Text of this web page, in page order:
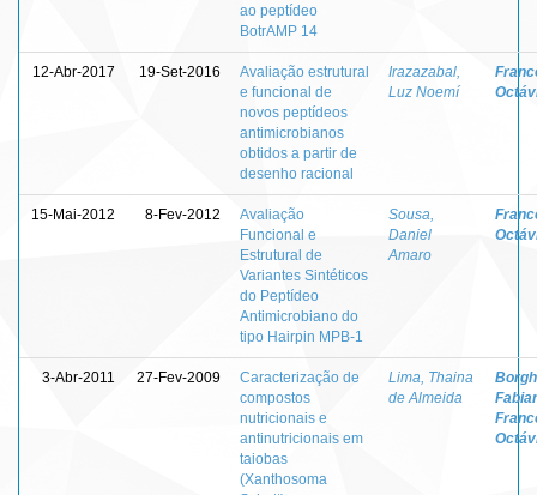
ao peptídeo
BotrAMP 14
12-Abr-2017 19-Set-2016
Avaliação estrutural
e funcional de
novos peptídeos
antimicrobianos
obtidos a partir de
desenho racional
Irazazabal,
Luz Noemí
15-Mai-2012 8-Fev-2012
Avaliação
Funcional e
Estrutural de
Variantes Sintéticos
do Peptídeo
Antimicrobiano do
tipo Hairpin MPB-1
Sousa,
Daniel
Amaro
3-Abr-2011 27-Fev-2009
Caracterização de
compostos
nutricionais e
antinutricionais em
taiobas
(Xanthosoma
Lima, Thaina
de Almeida